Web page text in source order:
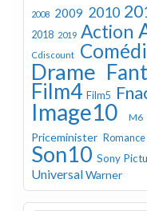
2008 2009 2010
2018 2019 Action
Cdiscount
Drame
Film4 Film5
Image10
Priceminister Romance
Son10 Sony
UniversalWarner